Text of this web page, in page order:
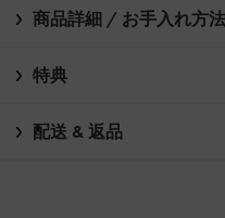
商品詳細 / お手入れ方法
特典
配送 & 返品